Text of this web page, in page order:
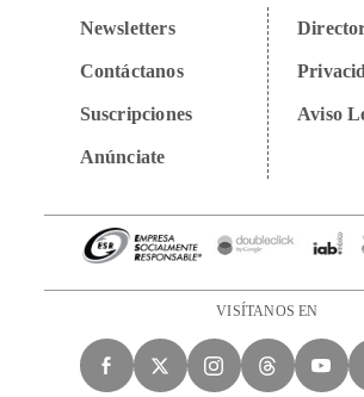
Newsletters
Contáctanos
Suscripciones
Anúnciate
Aviso
VISÍTANOS EN